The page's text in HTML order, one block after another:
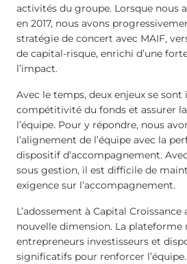
activités du groupe. Lorsque nous
en 2017, nous avons
stratégie de concert avec MAIF,
de capital-risque, enrichi d’une
l’impact.
Avec le temps, deux enjeux se
compétitivité du fonds et assurer
l’équipe. Pour y répondre, nous
l’alignement de l’équipe avec la
dispositif d’accompagnement.
sous gestion, il est difficile de
exigence sur l’accompagnement.
L’adossement à Capital
nouvelle dimension. La plateforme
entrepreneurs investisseurs et
significatifs pour renforcer